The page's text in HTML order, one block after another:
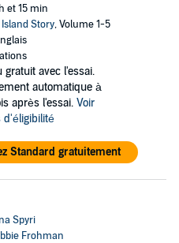
et 15 min
Story, Volume 1-5
gratuit avec l'essai.
automatique à
après l'essai. Voir
d'éligibilité
Standard gratuitement
Spyri
Frohman